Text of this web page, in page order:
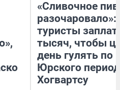
«Сливочное
разочаровало»:
туристы
тысяч, чтобы
день гулять по
Юрского
Хогвартсу